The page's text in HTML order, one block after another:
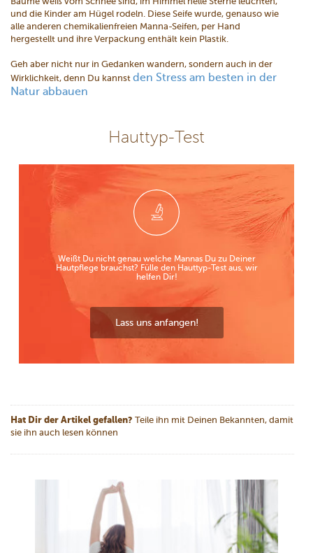
und die Kinder am Hügel rodeln. Diese Seife wurde, genauso wie
alle anderen chemikalienfreien Manna-Seifen, per Hand
hergestellt und ihre Verpackung enthält kein Plastik.
Geh aber nicht nur in Gedanken wandern, sondern auch in der
Wirklichkeit, denn Du kannst den Stress am besten in der
Natur abbauen
Hauttyp-Test
Weißt Du nicht genau welche Mannas Du zu Deiner
Hautpflege brauchst? Fülle den Hauttyp-Test aus, wir
helfen Dir!
Lass uns anfangen!
Hat Dir der Artikel gefallen? Teile ihn mit Deinen Bekannten, damit
sie ihn auch lesen können